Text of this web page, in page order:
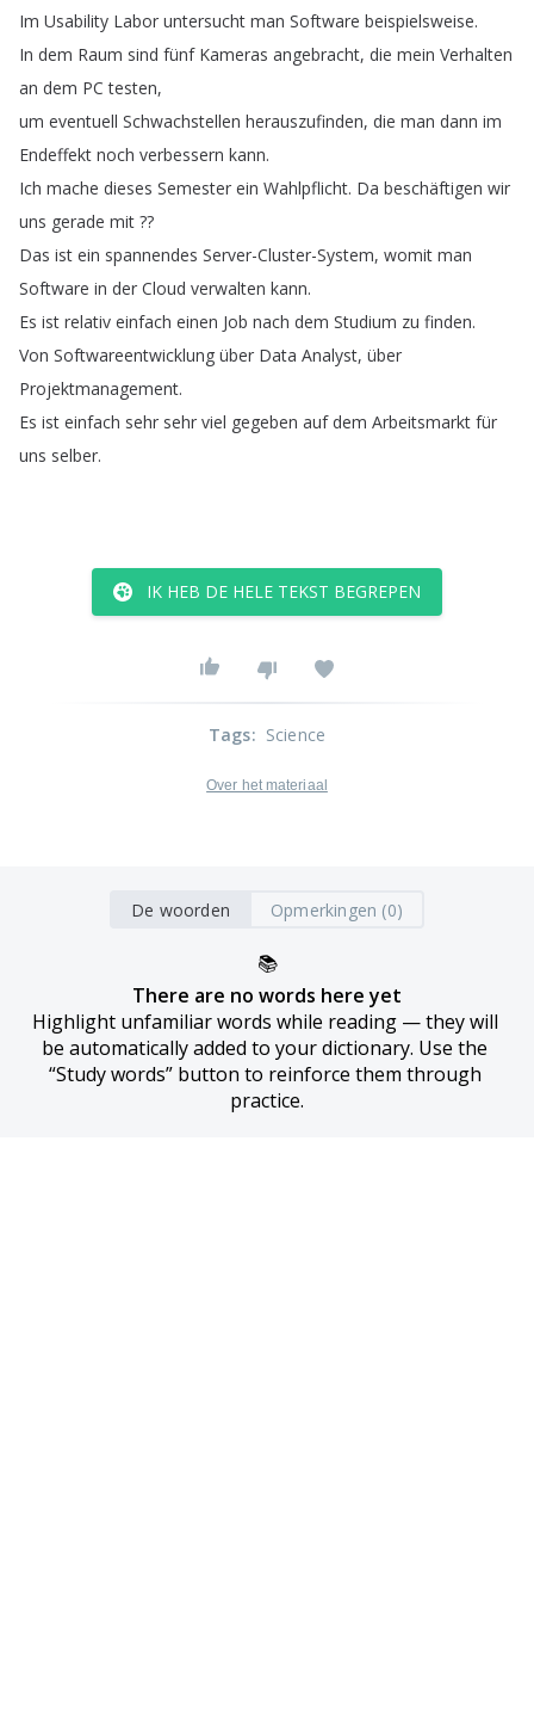
Im Usability Labor untersucht man Software beispielsweise.
In dem Raum sind fünf Kameras angebracht, die mein Verhalten
an dem PC testen,
um eventuell Schwachstellen herauszufinden, die man dann im
Endeffekt noch verbessern kann.
Ich mache dieses Semester ein Wahlpflicht. Da beschäftigen wir
uns gerade mit ??
Das ist ein spannendes Server-Cluster-System, womit man
Software in der Cloud verwalten kann.
Es ist relativ einfach einen Job nach dem Studium zu finden.
Von Softwareentwicklung über Data Analyst, über
Projektmanagement.
Es ist einfach sehr sehr viel gegeben auf dem Arbeitsmarkt für
uns selber.
IK HEB DE HELE TEKST BEGREPEN
Tags: Science
Over het materiaal
De woorden Opmerkingen (0)
📚
There are no words here yet
Highlight unfamiliar words while reading — they will
be automatically added to your dictionary. Use the
“Study words” button to reinforce them through
practice.